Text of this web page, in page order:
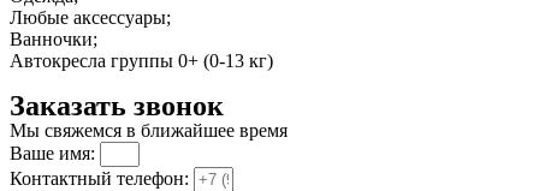
Любые аксессуары;
Ванночки;
Автокресла группы 0+ (0-13 кг)
Заказать звонок
Мы свяжемся в ближайшее время
Ваше имя:
Контактный телефон: